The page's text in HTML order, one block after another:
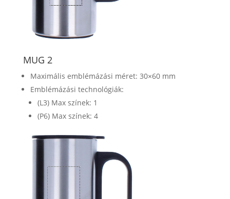
MUG 2
Maximális emblémázási méret: 30×60 mm
Emblémázási technológiák:
(L3) Max színek: 1
(P6) Max színek: 4